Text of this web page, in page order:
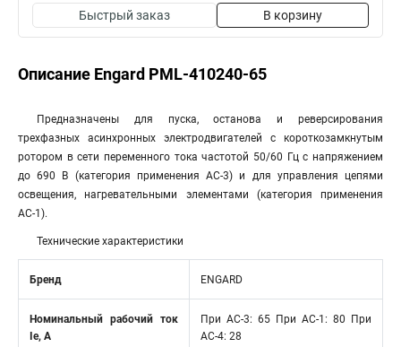
Быстрый заказ В корзину
Описание Engard PML-410240-65
Предназначены для пуска, останова и реверсирования
трехфазных асинхронных электродвигателей с короткозамкнутым
ротором в сети переменного тока частотой 50/60 Гц с напряжением
до 690 В (категория применения АС-3) и для управления цепями
освещения, нагревательными элементами (категория применения
АС-1).
Технические характеристики
Бренд ENGARD
Номинальный рабочий ток
Ie, A
При AC-3: 65 При AC-1: 80 При
AC-4: 28